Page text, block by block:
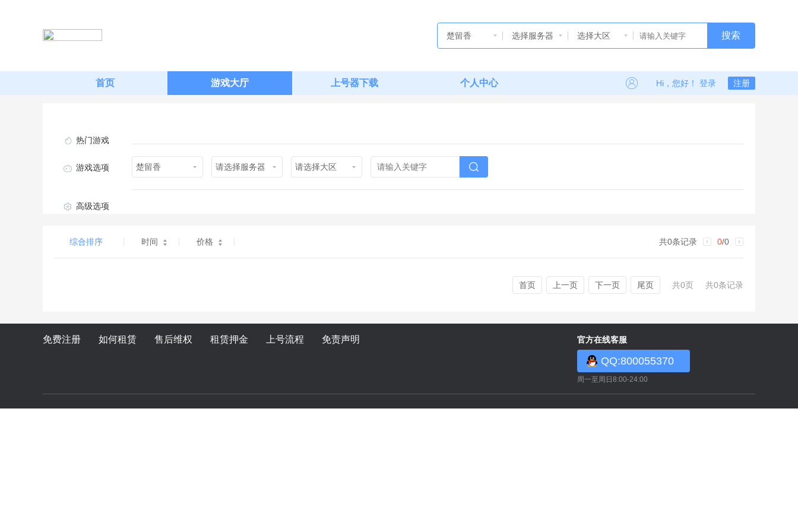
楚留香 选择服务器 选择大区 搜索
首页 游戏大厅 上号器下载 个人中心 Hi，您好！ 登录 注册
热门游戏
游戏选项 楚留香 请选择服务器 请选择大区
高级选项
综合排序 时间 价格 共0条记录 0/0
首页 上一页 下一页 尾页 共0页 共0条记录
免费注册 如何租赁 售后维权 租赁押金 上号流程 免责声明 官方在线客服
QQ:800055370
周一至周日8:00-24:00